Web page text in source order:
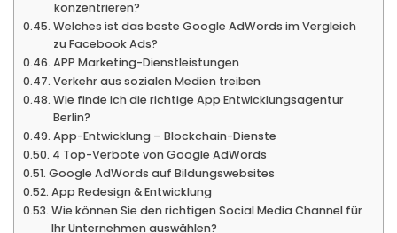
konzentrieren?
Welches ist das beste Google AdWords im Vergleich
zu Facebook Ads?
APP Marketing-Dienstleistungen
Verkehr aus sozialen Medien treiben
Wie finde ich die richtige App Entwicklungsagentur
Berlin?
App-Entwicklung – Blockchain-Dienste
4 Top-Verbote von Google AdWords
Google AdWords auf Bildungswebsites
App Redesign & Entwicklung
Wie können Sie den richtigen Social Media Channel für
Ihr Unternehmen auswählen?